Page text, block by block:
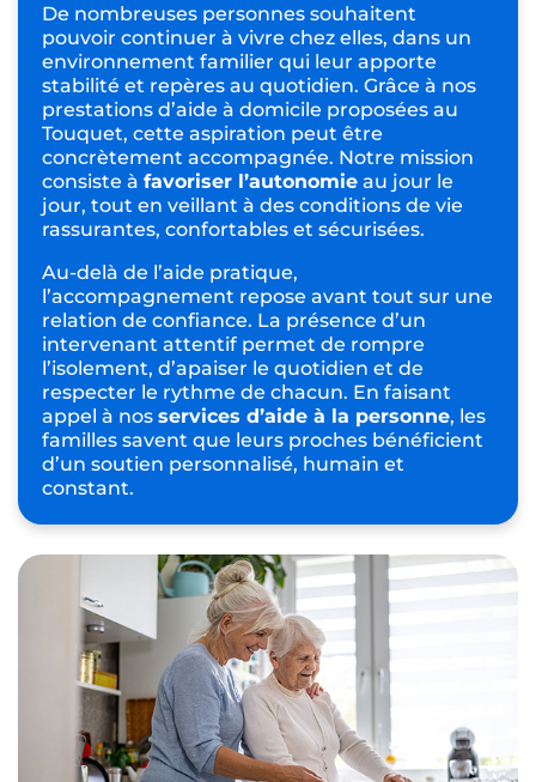
De nombreuses personnes souhaitent
pouvoir continuer à vivre chez elles, dans un
environnement familier qui leur apporte
stabilité et repères au quotidien. Grâce à nos
prestations d’aide à domicile proposées au
Touquet, cette aspiration peut être
concrètement accompagnée. Notre mission
consiste à favoriser l’autonomie au jour le
jour, tout en veillant à des conditions de vie
rassurantes, confortables et sécurisées.
Au-delà de l’aide pratique,
l’accompagnement repose avant tout sur une
relation de confiance. La présence d’un
intervenant attentif permet de rompre
l’isolement, d’apaiser le quotidien et de
respecter le rythme de chacun. En faisant
appel à nos services d’aide à la personne, les
familles savent que leurs proches bénéficient
d’un soutien personnalisé, humain et
constant.